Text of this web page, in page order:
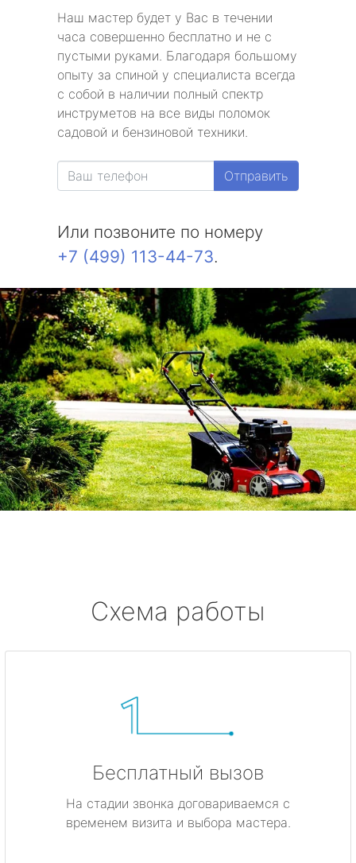
Наш мастер будет у Вас в течении
часа совершенно бесплатно и не с
пустыми руками. Благодаря большому
опыту за спиной у специалиста всегда
с собой в наличии полный спектр
инструметов на все виды поломок
садовой и бензиновой техники.
Отправить
Или позвоните по номеру
+7 (499) 113-44-73.
Схема работы
Бесплатный вызов
На стадии звонка договариваемся с
временем визита и выбора мастера.